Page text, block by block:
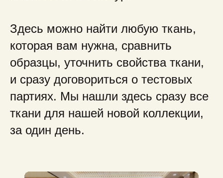
Здесь можно найти любую ткань,
которая вам нужна, сравнить
образцы, уточнить свойства ткани,
и сразу договориться о тестовых
партиях. Мы нашли здесь сразу все
ткани для нашей новой коллекции,
за один день.